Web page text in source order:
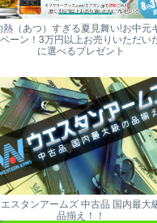
熱（あつ）すぎる夏見舞い!お中元
ーン！3万円以上お売りいただい
に選べるプレゼント
スタンアームズ 中古品 国内最大
品揃え！！